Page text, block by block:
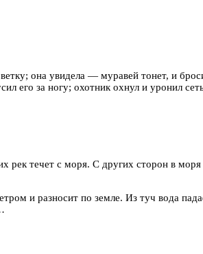
она увидела — муравей тонет, и
его за ногу; охотник охнул и уронил
течет с моря. С других сторон в
и разносит по земле. Из туч вода